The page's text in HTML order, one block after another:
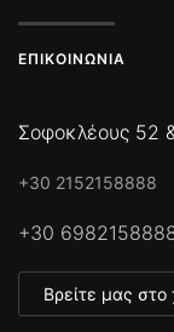
ΕΠΙΚΟΙΝΩΝΊΑ
Σοφοκλέους 52
+30 2152158888
+30
Βρείτε μας στο